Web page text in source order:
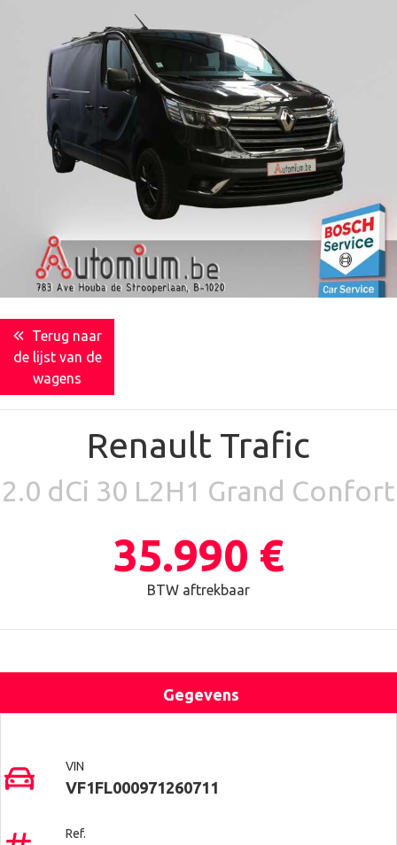
Terug naar
de lijst van de
wagens
Renault Trafic
2.0 dCi 30 L2H1 Grand Confort
35.990 €
BTW aftrekbaar
Gegevens
VIN
VF1FL000971260711
Ref.